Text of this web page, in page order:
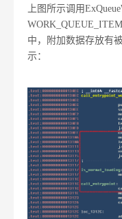
上图所示调用
中，附加数据存放有
示：